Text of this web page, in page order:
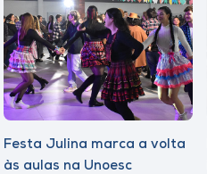
Festa Julina marca a volta
às aulas na Unoesc